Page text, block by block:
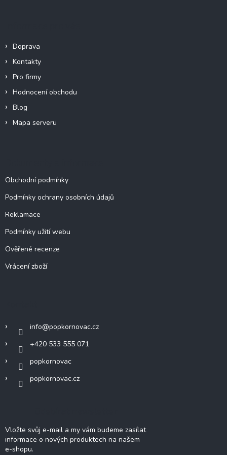
Doprava
Kontakty
Pro firmy
Hodnocení obchodu
Blog
Mapa serveru
Obchodní podmínky
Podmínky ochrany osobních údajů
Reklamace
Podmínky užití webu
Ověřené recenze
Vrácení zboží
info@popkornovac.cz
+420 533 555 071
popkornovac
popkornovac.cz
Vložte svůj e-mail a my vám budeme zasílat
informace o nových produktech na našem
e-shopu.